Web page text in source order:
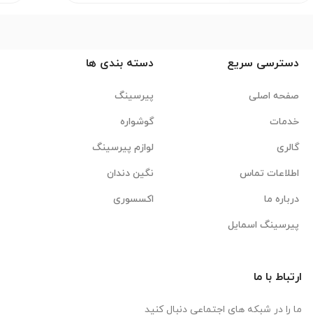
دسترسی سریع
صفحه اصلی
خدمات
گالری
اطلاعات تماس
درباره ما
پیرسینگ اسمایل
دسته بندی ها
پیرسینگ
گوشواره
لوازم پیرسینگ
نگین دندان
اکسسوری
ارتباط با ما
ما را در شبکه های اجتماعی دنبال کنید